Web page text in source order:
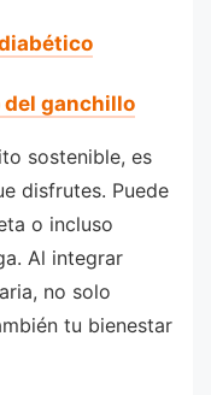
ganchillo
sostenible, es
disfrutes. Puede
o incluso
Al integrar
no solo
tu bienestar